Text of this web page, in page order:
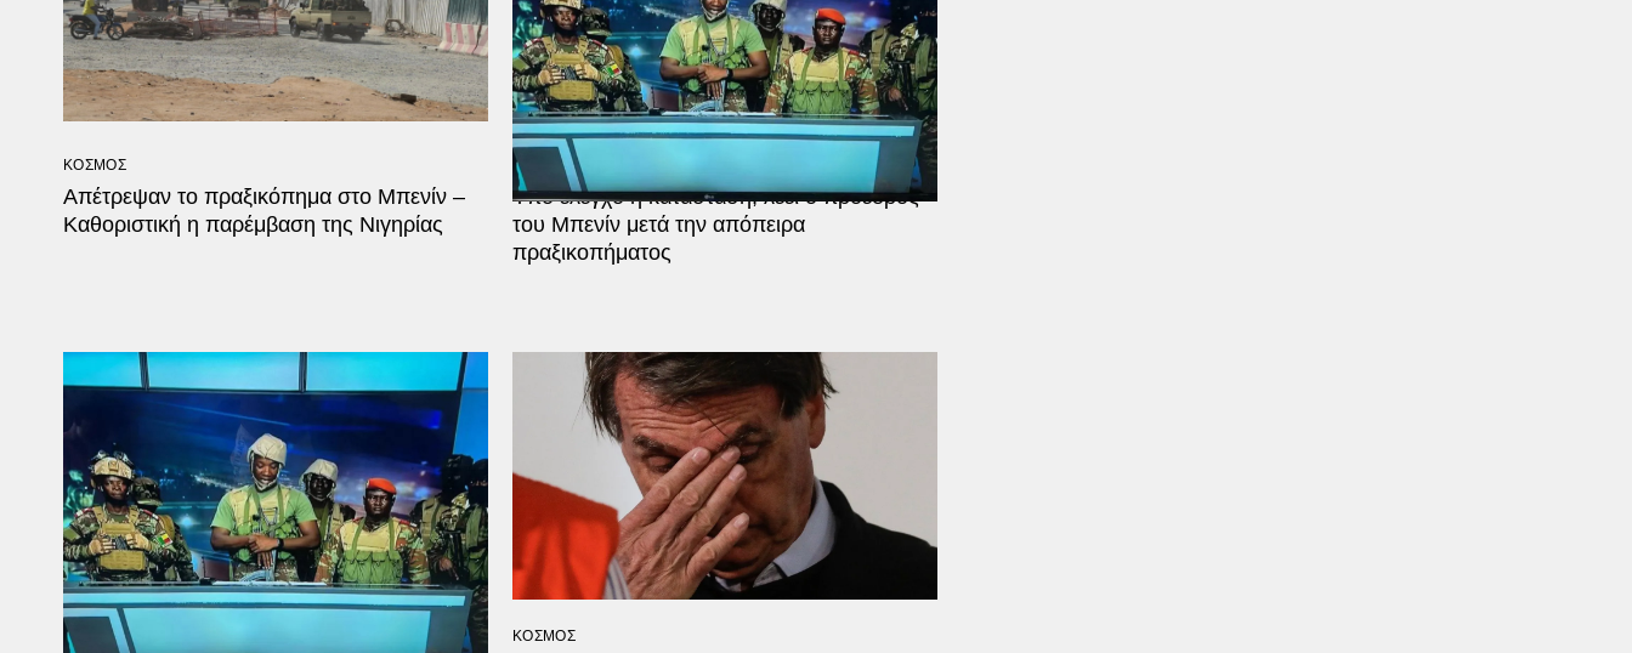
ΚΟΣΜΟΣ
Απέτρεψαν το πραξικόπημα στο Μπενίν –
Καθοριστική η παρέμβαση της Νιγηρίας
ΚΟΣΜΟΣ
Υπό έλεγχο η κατάσταση, λέει ο πρόεδρος
του Μπενίν μετά την απόπειρα
πραξικοπήματος
ΚΟΣΜΟΣ ΚΟΣΜΟΣ